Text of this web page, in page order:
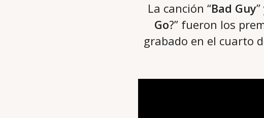
La canción “Bad Guy
Go?” fueron los
grabado en el cuarto